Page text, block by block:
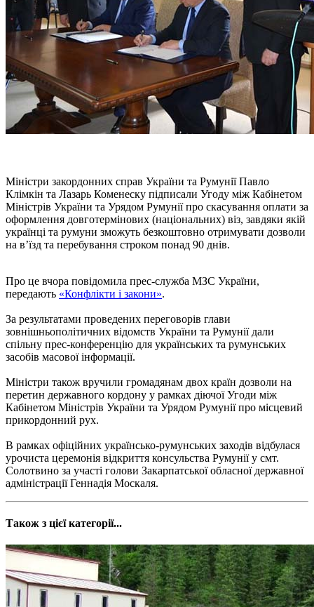
Міністри закордонних справ України та Румунії Павло
Клімкін та Лазарь Коменеску підписали Угоду між Кабінетом
Міністрів України та Урядом Румунії про скасування оплати за
оформлення довготермінових (національних) віз, завдяки якій
українці та румуни зможуть безкоштовно отримувати дозволи
на в’їзд та перебування строком понад 90 днів.
Про це вчора повідомила прес-служба МЗС України,
передають «Конфлікти і закони».
За результатами проведених переговорів глави
зовнішньополітичних відомств України та Румунії дали
спільну прес-конференцію для українських та румунських
засобів масової інформації.
Міністри також вручили громадянам двох країн дозволи на
перетин державного кордону у рамках діючої Угоди між
Кабінетом Міністрів України та Урядом Румунії про місцевий
прикордонний рух.
В рамках офіційних українсько-румунських заходів відбулася
урочиста церемонія відкриття консульства Румунії у смт.
Солотвино за участі голови Закарпатської обласної державної
адміністрації Геннадія Москаля.
Також з цієї категорії...